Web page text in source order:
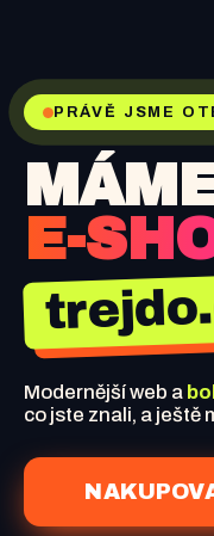
PRÁVĚ JSME
E-
Modernější web a
co jste znali, a ještě